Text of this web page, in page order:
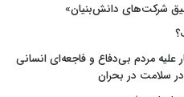
شرکت‌های دانش‌بنیان»
علیه مردم بی‌دفاع و فاجعه‌ای انسانی
سلامت در بحران